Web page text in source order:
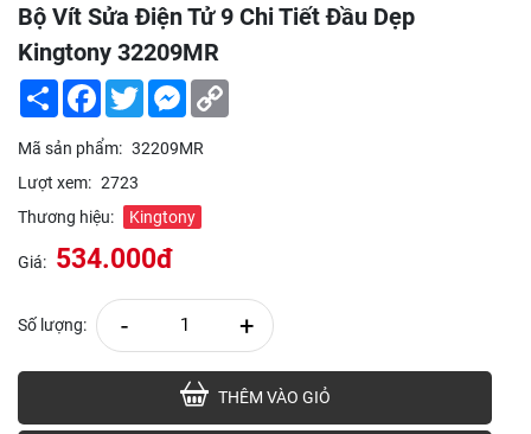
Bộ Vít Sửa Điện Tử 9 Chi Tiết Đầu Dẹp
Kingtony 32209MR
Share Facebook
TwitterMessenger
Mã sản phẩm: 32209MR
Lượt xem: 2723
Thương hiệu:
Kingtony
Giá: 534.000đ
Số lượng: - +
THÊM VÀO GIỎ